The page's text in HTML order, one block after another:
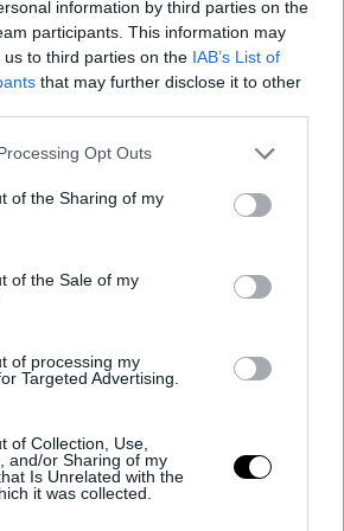
information by third parties on the
participants. This information may
to third parties on the IAB’s List of
that may further disclose it to other
Opt Outs
of the Sharing of my
of the Sale of my
of processing my
Targeted Advertising.
of Collection, Use,
and/or Sharing of my
Is Unrelated with the
it was collected.